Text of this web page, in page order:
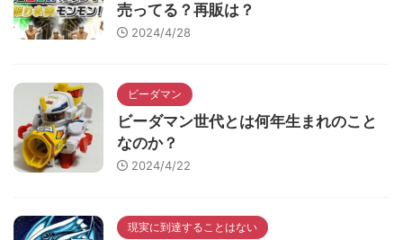
売ってる？再販は？
2024/4/28
ビーダマン
ビーダマン世代とは何年生まれのこと
なのか？
2024/4/22
現実に到達することはない